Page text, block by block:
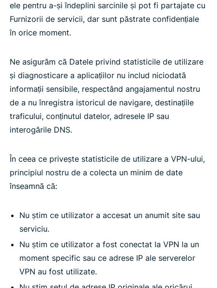
ele pentru a-și îndeplini sarcinile și pot fi partajate cu
Furnizorii de servicii, dar sunt păstrate confidențiale
în orice moment.
Ne asigurăm că Datele privind statisticile de utilizare
și diagnosticare a aplicațiilor nu includ niciodată
informații sensibile, respectând angajamentul nostru
de a nu înregistra istoricul de navigare, destinațiile
traficului, conținutul datelor, adresele IP sau
interogările DNS.
În ceea ce privește statisticile de utilizare a VPN-ului,
principiul nostru de a colecta un minim de date
înseamnă că:
Nu știm ce utilizator a accesat un anumit site sau
serviciu.
Nu știm ce utilizator a fost conectat la VPN la un
moment specific sau ce adrese IP ale serverelor
VPN au fost utilizate.